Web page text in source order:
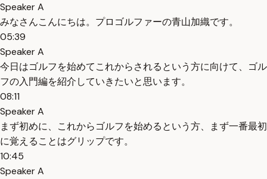
Speaker A
みなさんこんにちは。プロゴルファーの青山加織です。
05:39
Speaker A
今日はゴルフを始めてこれからされるという方に向けて、ゴル
フの入門編を紹介していきたいと思います。
08:11
Speaker A
まず初めに、これからゴルフを始めるという方、まず一番最初
に覚えることはグリップです。
10:45
Speaker A